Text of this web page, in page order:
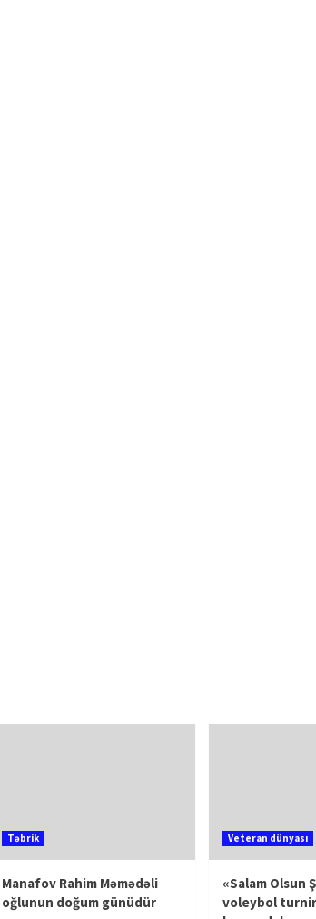
Təbrik
Manafov Rahim Məmədəli
oğlunun doğum günüdür
Veteran dünyası
«Salam Olsun
voleybol